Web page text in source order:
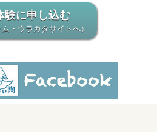
験に申し込む
ム・ウラカタサイトへ）